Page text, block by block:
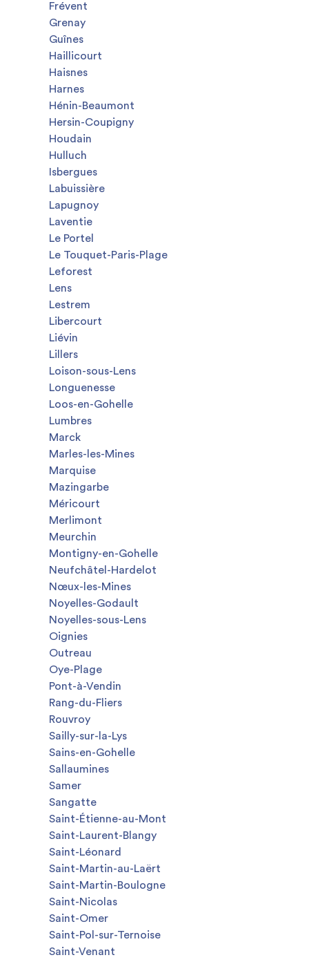
Frévent
Grenay
Guînes
Haillicourt
Haisnes
Harnes
Hénin-Beaumont
Hersin-Coupigny
Houdain
Hulluch
Isbergues
Labuissière
Lapugnoy
Laventie
Le Portel
Le Touquet-Paris-Plage
Leforest
Lens
Lestrem
Libercourt
Liévin
Lillers
Loison-sous-Lens
Longuenesse
Loos-en-Gohelle
Lumbres
Marck
Marles-les-Mines
Marquise
Mazingarbe
Méricourt
Merlimont
Meurchin
Montigny-en-Gohelle
Neufchâtel-Hardelot
Nœux-les-Mines
Noyelles-Godault
Noyelles-sous-Lens
Oignies
Outreau
Oye-Plage
Pont-à-Vendin
Rang-du-Fliers
Rouvroy
Sailly-sur-la-Lys
Sains-en-Gohelle
Sallaumines
Samer
Sangatte
Saint-Étienne-au-Mont
Saint-Laurent-Blangy
Saint-Léonard
Saint-Martin-au-Laërt
Saint-Martin-Boulogne
Saint-Nicolas
Saint-Omer
Saint-Pol-sur-Ternoise
Saint-Venant